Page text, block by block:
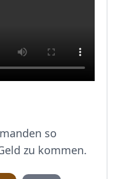
so
zu kommen.